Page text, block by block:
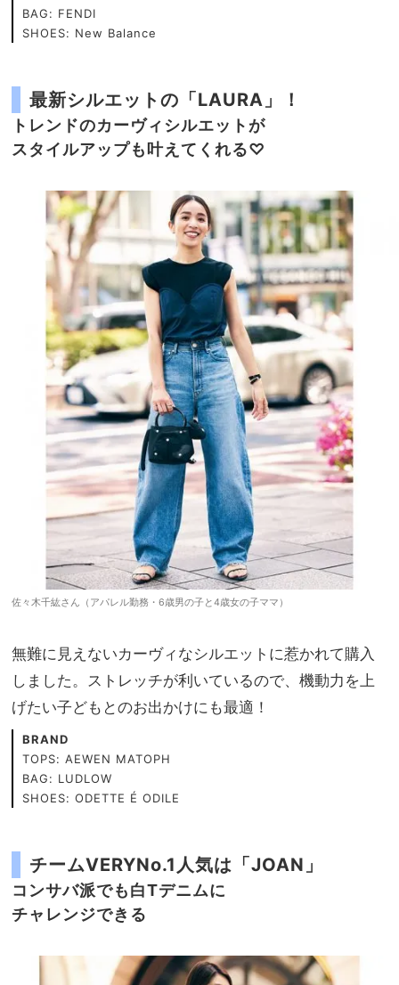
BAG: FENDI
SHOES: New Balance
最新シルエットの「LAURA」！
トレンドのカーヴィシルエットが
スタイルアップも叶えてくれる♡
佐々木千紘さん（アパレル勤務・6歳男の子と4歳女の子ママ）
無難に見えないカーヴィなシルエットに惹かれて購入
しました。ストレッチが利いているので、機動力を上
げたい子どもとのお出かけにも最適！
BRAND
TOPS: AEWEN MATOPH
BAG: LUDLOW
SHOES: ODETTE É ODILE
チームVERYNo.1人気は「JOAN」
コンサバ派でも白Tデニムに
チャレンジできる